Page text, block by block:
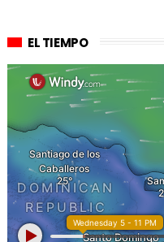
EL TIEMPO